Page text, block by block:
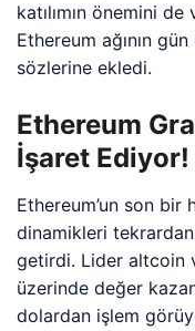
katılımın önemini
Ethereum ağının
sözlerine ekledi.
Ethereum
İşaret Ediyor!
Ethereum’un son
dinamikleri
getirdi. Lider altcoin
üzerinde değer
dolardan işlem